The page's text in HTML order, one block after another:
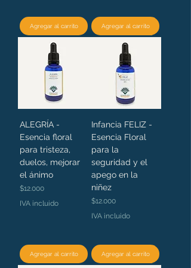
Agregar al carrito Agregar al carrito
ALEGRÍA -
Esencia floral
para tristeza,
duelos, mejorar
el ánimo
Precio
$12.000
IVA incluido
Agregar al carrito
Infancia FELIZ -
Esencia Floral
para la
seguridad y el
apego en la
niñez
Precio
$12.000
IVA incluido
Agregar al carrito